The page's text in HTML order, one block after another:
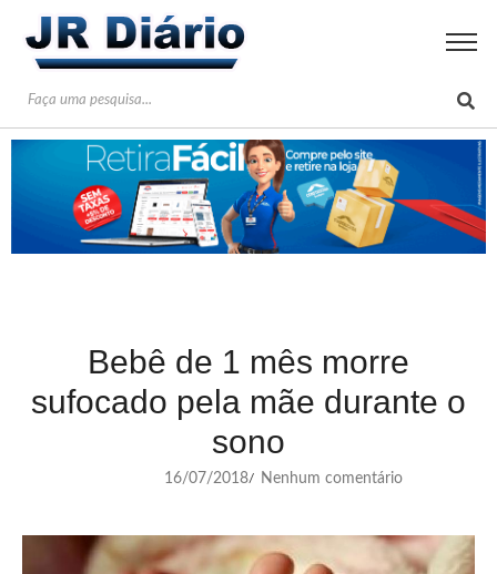
Bebê de 1 mês morre
sufocado pela mãe durante o
sono
16/07/2018/ Nenhum comentário